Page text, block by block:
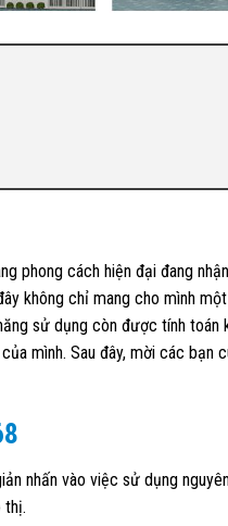
phong cách hiện đại đang
không chỉ mang cho mình
sử dụng còn được tính
mình. Sau đây, mời các bạn
nhấn vào việc sử dụng
thị.